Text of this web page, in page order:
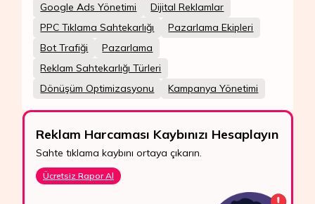
Google Ads Yönetimi
Dijital Reklamlar
PPC Tıklama Sahtekarlığı
Pazarlama Ekipleri
Bot Trafiği
Pazarlama
Reklam Sahtekarlığı Türleri
Dönüşüm Optimizasyonu
Kampanya Yönetimi
Reklam Harcaması Kaybınızı Hesaplayın
Sahte tıklama kaybını ortaya çıkarın.
Ücretsiz Rapor Al